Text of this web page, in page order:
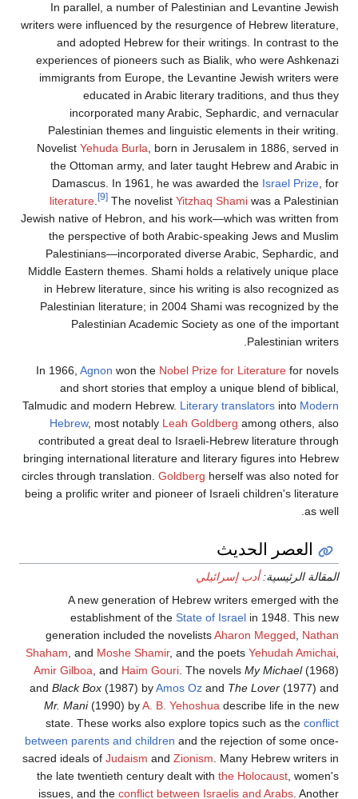
In parallel, a number of Palestinian and Levantine Jewish
writers were influenced by the resurgence of Hebrew literature,
and adopted Hebrew for their writings. In contrast to the
experiences of pioneers such as Bialik, who were Ashkenazi
immigrants from Europe, the Levantine Jewish writers were
educated in Arabic literary traditions, and thus they
incorporated many Arabic, Sephardic, and vernacular
Palestinian themes and linguistic elements in their writing.
Novelist Yehuda Burla , born in Jerusalem in 1886, served in
the Ottoman army, and later taught Hebrew and Arabic in
Damascus. In 1961, he was awarded the Israel Prize , for
literature
[9] The novelist Yitzhaq Shami was a Palestinian
Jewish native of Hebron, and his work—which was written from
the perspective of both Arabic-speaking Jews and Muslim
Palestinians—incorporated diverse Arabic, Sephardic, and
Middle Eastern themes. Shami holds a relatively unique place
in Hebrew literature, since his writing is also recognized as
Palestinian literature; in 2004 Shami was recognized by the
Palestinian Academic Society as one of the important
Palestinian writers.
In 1966, Agnon won the Nobel Prize for Literature for novels
and short stories that employ a unique blend of biblical,
Talmudic and modern Hebrew. Literary translators into Modern
Hebrew, most notably Leah Goldberg among others, also
contributed a great deal to Israeli-Hebrew literature through
bringing international literature and literary figures into Hebrew
circles through translation. Goldberg herself was also noted for
being a prolific writer and pioneer of Israeli children's literature
as well.
العصر الحديث
المقالة الرئيسية:أدب إسرائيلي
A new generation of Hebrew writers emerged with the
establishment of the State of Israel in 1948. This new
generation included the novelistsAharon Megged
Nathan
Shaham , and Moshe Shamir, and the poets Yehudah Amichai
Amir Gilboa , and Haim Gouri . The novels My Michael(1968)
and Black Box (1987) byAmos Oz and The Lover (1977) and
Mr. Mani(1990) byA. B. Yehoshua describe life in the new
state. These works also explore topics such as the conflict
between parents and children and the rejection of some once-
sacred ideals of Judaism and Zionism . Many Hebrew writers in
the late twentieth century dealt with the Holocaust , women's
issues, and the conflict between Israelis and Arabs . Another